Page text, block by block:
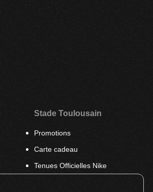
Stade Toulousain
Promotions
Carte cadeau
Tenues Officielles Nike